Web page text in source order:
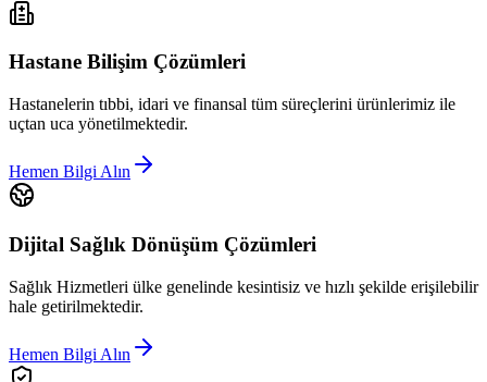
Hastane Bilişim Çözümleri
Hastanelerin tıbbi, idari ve finansal tüm süreçlerini ürünlerimiz ile
uçtan uca yönetilmektedir.
Hemen Bilgi Alın
Dijital Sağlık Dönüşüm Çözümleri
Sağlık Hizmetleri ülke genelinde kesintisiz ve hızlı şekilde erişilebilir
hale getirilmektedir.
Hemen Bilgi Alın